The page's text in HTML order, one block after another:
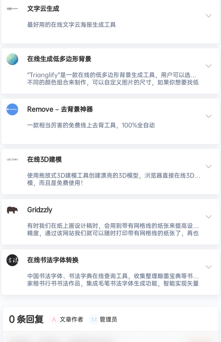
文字云生成
最好用的在线文字云海报生成工具
在线生成低多边形背景
“Trianglify”是一款在线的低多边形背景生成工具，用户可以选择
不同的颜色组合来制作，可以自定义图片的尺寸，如果你想要找低
Remove – 去背景神器
一款相当厉害的免费线上去背工具，100%全自动
在线3D建模
使用拖放式3D建模工具创建漂亮的3D模型，浏览器直接在线3D建
模，而且是免费使用！
Gridzzly
有时我们在纸上画设计稿时，会用到带有网格线的纸张来提高设计
精度，通过该网站我们就可以随时打印带有网格线的纸张了，再也
在线书法字体转换
中国书法字体、书法字典在线查询工具，收集整理翰墨宝典等书法
家楷书行书书法作品，集成毛笔书法字体生成功能，智能实现矢量
0 条回复 A 文章作者 M 管理员